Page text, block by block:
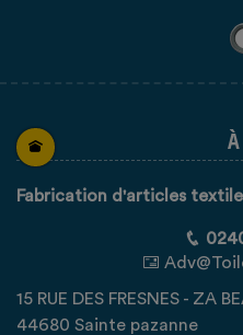
Fabrication d'articles
15 RUE DES FRESNES - ZA
44680 Sainte pazanne